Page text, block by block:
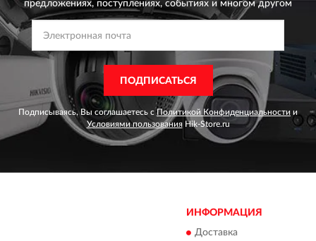
предложениях, поступлениях, событиях и многом другом
ПОДПИСАТЬСЯ
Подписываясь, Вы соглашаетесь сПолитикой Конфиденциальности и
Условиями пользованияHik-Store.ru
ИНФОРМАЦИЯ
Доставка